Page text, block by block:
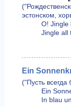
эстонском,
O! Jingle
Jingle all
Ein
("Пусть
Ein
In blau